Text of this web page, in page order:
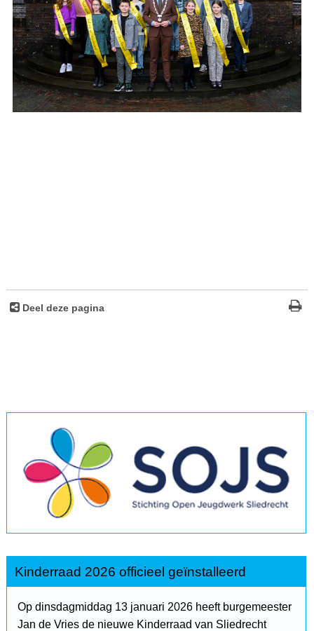
Deel deze pagina
Kinderraad 2026 officieel geïnstalleerd
Op dinsdagmiddag 13 januari 2026 heeft burgemeester
Jan de Vries de nieuwe Kinderraad van Sliedrecht